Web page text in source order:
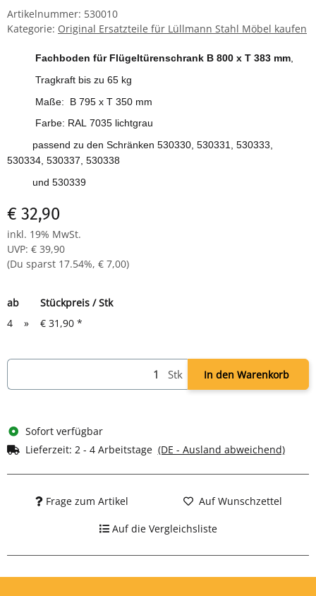
Artikelnummer: 530010
Kategorie: Original Ersatzteile für Lüllmann Stahl Möbel kaufen
Fachboden für Flügeltürenschrank B 800 x T 383 mm
Tragkraft bis zu 65 kg
Maße: B 795 x T 350 mm
Farbe: RAL 7035 lichtgrau
passend zu den Schränken 530330, 530331, 530333,
530334, 530337, 530338
und 530339
€ 32,90
inkl. 19% MwSt.
UVP: € 39,90
(Du sparst 17.54%, € 7,00)
ab
Stückpreis / Stk
4
» € 31,90 *
Stk In den Warenkorb
Sofort verfügbar
Lieferzeit: 2 - 4 Arbeitstage (DE - Ausland abweichend)
Frage zum Artikel Auf Wunschzettel
Auf die Vergleichsliste